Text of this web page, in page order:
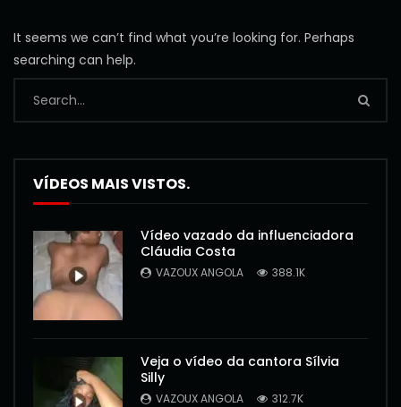
It seems we can’t find what you’re looking for. Perhaps
searching can help.
VÍDEOS MAIS VISTOS.
Vídeo vazado da influenciadora
Cláudia Costa
VAZOUX ANGOLA 388.1K
Veja o vídeo da cantora Sílvia
Silly
VAZOUX ANGOLA 312.7K